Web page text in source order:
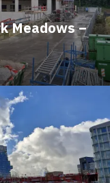
Meadows –